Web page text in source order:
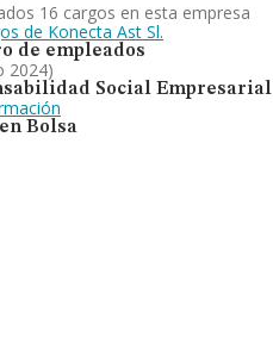
16 cargos en esta empresa
de Konecta Ast Sl.
de empleados
2024)
Social Empresarial
Bolsa